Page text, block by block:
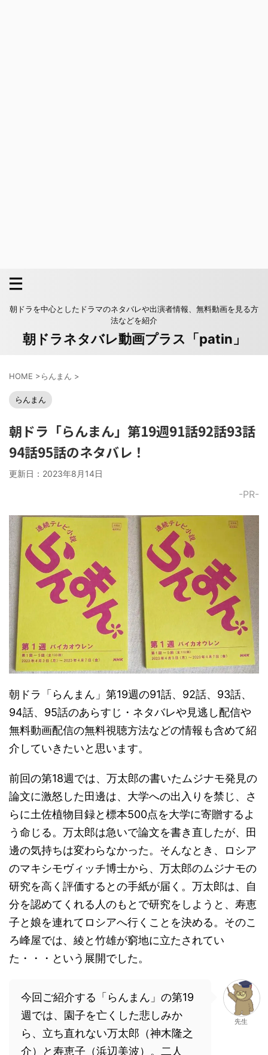
朝ドラを中心としたドラマのネタバレや出演者情報、無料動画を見る方
法などを紹介
朝ドラネタバレ動画プラス「patin」
HOME >らんまん >
らんまん
朝ドラ「らんまん」第19週91話92話93話
94話95話のネタバレ！
更新日： 2023年8月14日
-PR-
朝ドラ「らんまん」第19週の91話、92話、93話、
94話、95話のあらすじ・ネタバレや見逃し配信や
無料動画配信の無料視聴方法などの情報も含めて紹
介していきたいと思います。
前回の第18週では、万太郎の書いたムジナモ発見の
論文に激怒した田邊は、大学への出入りを禁じ、さ
らに土佐植物目録と標本500点を大学に寄贈するよ
う命じる。万太郎は急いで論文を書き直したが、田
邊の気持ちは変わらなかった。そんなとき、ロシア
のマキシモヴィッチ博士から、万太郎のムジナモの
研究を高く評価するとの手紙が届く。万太郎は、自
分を認めてくれる人のもとで研究をしようと、寿恵
子と娘を連れてロシアへ行くことを決める。そのこ
ろ峰屋では、綾と竹雄が窮地に立たされてい
た・・・という展開でした。
今回ご紹介する「らんまん」の第19
週では、園子を亡くした悲しみか
ら、立ち直れない万太郎（神木隆之
介）と寿恵子（浜辺美波）。二人
先生